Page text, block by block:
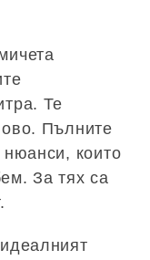
Те
Пълните
нюанси, които
За тях са